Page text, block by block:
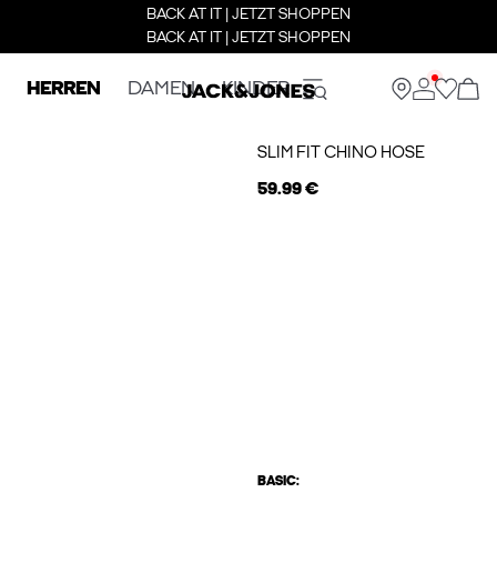
BACK AT IT | JETZT SHOPPEN
BACK AT IT | JETZT SHOPPEN
HERREN DAMEN KINDER
SLIM FIT CHINO HOSE
59.99 €
BASIC: